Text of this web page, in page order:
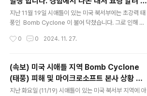
릴께요.
지난 11월 19일 시애틀이 있는 미국 북서부에는 초강력 태
풍인 Bomb Cyclone 이 불어 닥쳤습니다. 그로 인해 길
을 덥치는 바람에 대규모 정전 사태가 났습니다. 짧게는 2
까지 또 며칠이 걸렸습니다. 이번 자연재해로 정전이 된 가
구수는 60만 가구 가까이 된다고 합니다.한국보다 인구 밀
집도가 낮은 미국인걸 감안하면 굉장히 광범위한 지역이
0 0 2024. 11. 27.
(속보) 미국 시애틀 지역 Bomb Cyclone
(태풍) 피해 및 마이크로소프트 본사 상황 생
생 중계
지난 화요일 (11/19) 시애틀이 있는 미국 북서부 지역에 아